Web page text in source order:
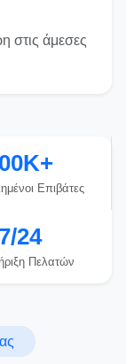
στις άμεσες
Επιβάτες
7/24
Πελατών